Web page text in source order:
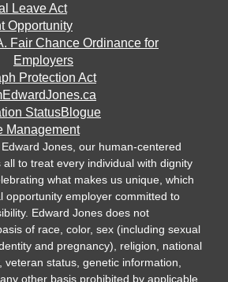
Leave Act
Opportunity
Fair Chance Ordinance for
Employers
Protection Act
EdwardJones.ca
StatusBlogue
Management
Jones, our human-centered
to treat every individual with dignity
what makes us unique, which
opportunity employer committed to
Edward Jones does not
of race, color, sex (including sexual
and pregnancy), religion, national
veteran status, genetic information,
other basis prohibited by applicable